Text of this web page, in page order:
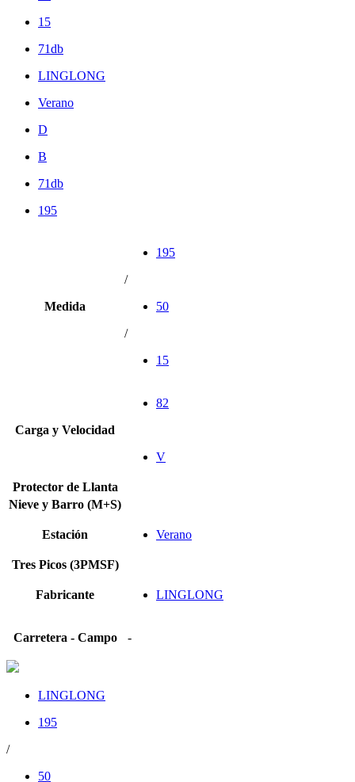
15
71db
LINGLONG
Verano
D
B
71db
195
Medida
195
/
50
/
15
Carga y Velocidad
82
V
Protector de Llanta
Nieve y Barro (M+S)
Estación Verano
Tres Picos (3PMSF)
Fabricante LINGLONG
Carretera - Campo -
LINGLONG
195
/
50